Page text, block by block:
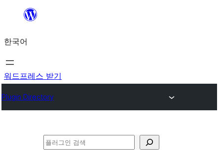
츠
로
바
가
한국어
워드프레스 받기
Plugin Directory
검